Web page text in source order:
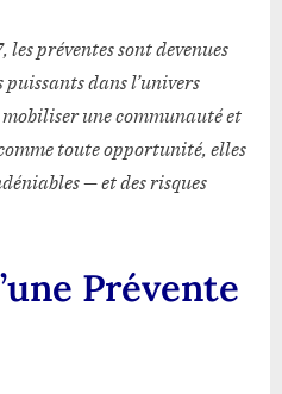
les préventes sont devenues
puissants dans l’univers
une communauté et
toute opportunité, elles
— et des risques
Prévente